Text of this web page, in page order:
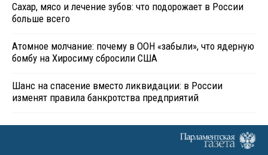
Сахар, мясо и лечение зубов: что подорожает в России
больше всего
Атомное молчание: почему в ООН «забыли», что ядерную
бомбу на Хиросиму сбросили США
Шанс на спасение вместо ликвидации: в России
изменят правила банкротства предприятий